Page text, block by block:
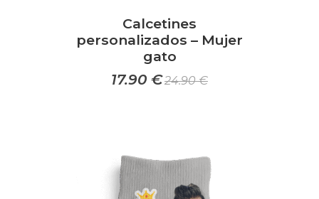
Calcetines
personalizados – Mujer
gato
17.90 €24.90€
múltiples
variantes.